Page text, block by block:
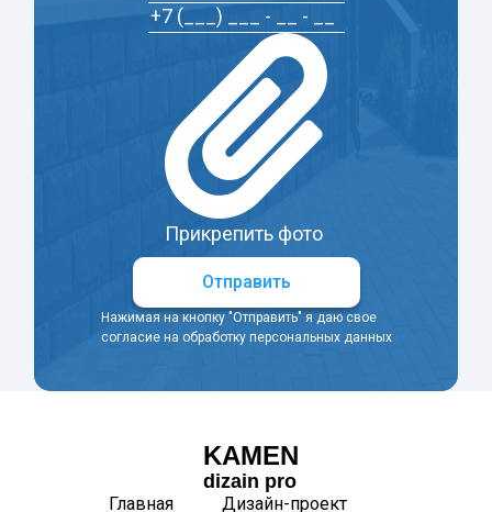
Прикрепить фото
Отправить
Нажимая на кнопку "Отправить" я даю свое
согласие на обработку персональных данных
KAMEN
dizain pro
Главная
Дизайн-проект